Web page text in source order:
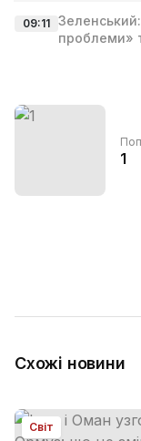
09:11
проблеми»
1
Схожі новини
Світ